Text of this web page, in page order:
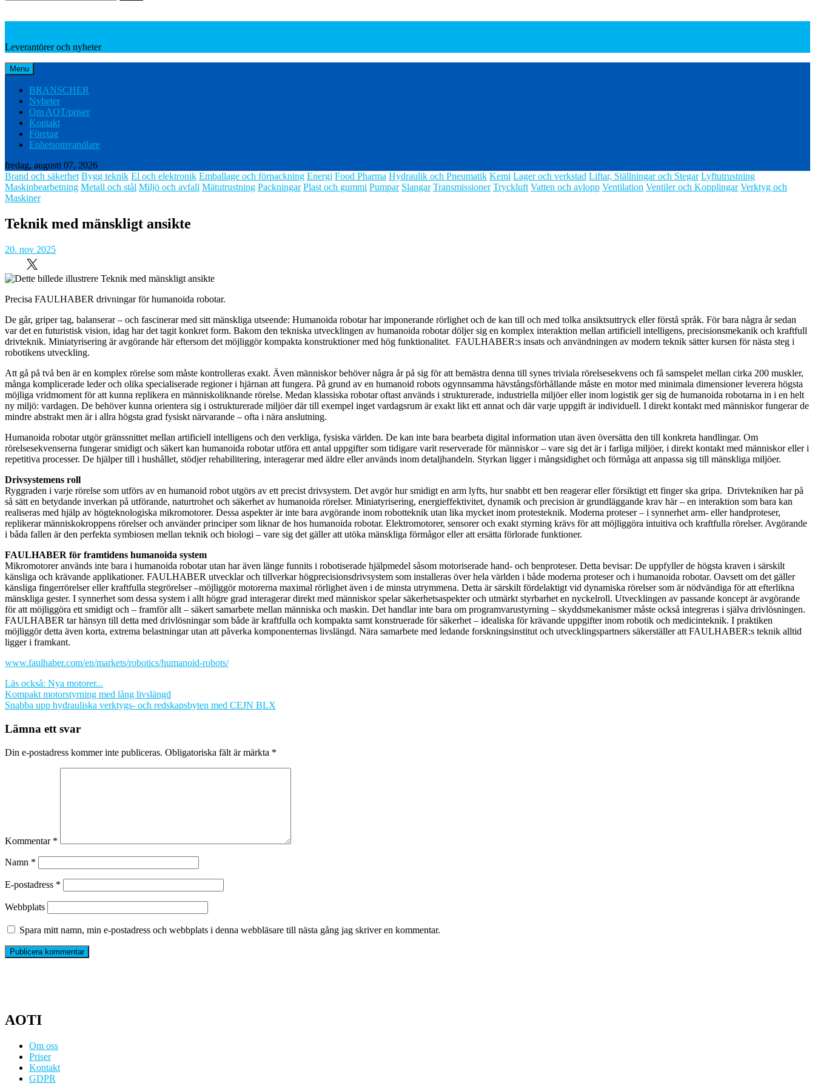
Leverantörer och nyheter
Menu
BRANSCHER
Nyheter
Om AOT/priser
Kontakt
Företag
Enhetsomvandlare
fredag, augusti 07, 2026
Brand och säkerhet Bygg teknik El och elektronik Emballage och förpackning Energi Food Pharma Hydraulik och Pneumatik Kemi Lager och verkstad Liftar, Ställningar och Stegar Lyftutrustning
Maskinbearbetning Metall och stål Miljö och avfall Mätutrustning Packningar Plast och gummi Pumpar Slangar Transmissioner Tryckluft Vatten och avlopp Ventilation Ventiler och Kopplingar Verktyg och
Maskiner
Teknik med mänskligt ansikte
20. nov 2025
Precisa FAULHABER drivningar för humanoida robotar.
De går, griper tag, balanserar – och fascinerar med sitt mänskliga utseende: Humanoida robotar har imponerande rörlighet och de kan till och med tolka ansiktsuttryck eller förstå språk. För bara några år sedan
var det en futuristisk vision, idag har det tagit konkret form. Bakom den tekniska utvecklingen av humanoida robotar döljer sig en komplex interaktion mellan artificiell intelligens, precisionsmekanik och kraftfull
drivteknik. Miniatyrisering är avgörande här eftersom det möjliggör kompakta konstruktioner med hög funktionalitet. FAULHABER:s insats och användningen av modern teknik sätter kursen för nästa steg i
robotikens utveckling.
Att gå på två ben är en komplex rörelse som måste kontrolleras exakt. Även människor behöver några år på sig för att bemästra denna till synes triviala rörelsesekvens och få samspelet mellan cirka 200 muskler,
många komplicerade leder och olika specialiserade regioner i hjärnan att fungera. På grund av en humanoid robots ogynnsamma hävstångsförhållande måste en motor med minimala dimensioner leverera högsta
möjliga vridmoment för att kunna replikera en människoliknande rörelse. Medan klassiska robotar oftast används i strukturerade, industriella miljöer eller inom logistik ger sig de humanoida robotarna in i en helt
ny miljö: vardagen. De behöver kunna orientera sig i ostrukturerade miljöer där till exempel inget vardagsrum är exakt likt ett annat och där varje uppgift är individuell. I direkt kontakt med människor fungerar de
mindre abstrakt men är i allra högsta grad fysiskt närvarande – ofta i nära anslutning.
Humanoida robotar utgör gränssnittet mellan artificiell intelligens och den verkliga, fysiska världen. De kan inte bara bearbeta digital information utan även översätta den till konkreta handlingar. Om
rörelsesekvenserna fungerar smidigt och säkert kan humanoida robotar utföra ett antal uppgifter som tidigare varit reserverade för människor – vare sig det är i farliga miljöer, i direkt kontakt med människor eller i
repetitiva processer. De hjälper till i hushållet, stödjer rehabilitering, interagerar med äldre eller används inom detaljhandeln. Styrkan ligger i mångsidighet och förmåga att anpassa sig till mänskliga miljöer.
Drivsystemens roll
Ryggraden i varje rörelse som utförs av en humanoid robot utgörs av ett precist drivsystem. Det avgör hur smidigt en arm lyfts, hur snabbt ett ben reagerar eller försiktigt ett finger ska gripa. Drivtekniken har på
så sätt en betydande inverkan på utförande, naturtrohet och säkerhet av humanoida rörelser. Miniatyrisering, energieffektivitet, dynamik och precision är grundläggande krav här – en interaktion som bara kan
realiseras med hjälp av högteknologiska mikromotorer. Dessa aspekter är inte bara avgörande inom robotteknik utan lika mycket inom protesteknik. Moderna proteser – i synnerhet arm- eller handproteser,
replikerar människokroppens rörelser och använder principer som liknar de hos humanoida robotar. Elektromotorer, sensorer och exakt styrning krävs för att möjliggöra intuitiva och kraftfulla rörelser. Avgörande
i båda fallen är den perfekta symbiosen mellan teknik och biologi – vare sig det gäller att utöka mänskliga förmågor eller att ersätta förlorade funktioner.
FAULHABER för framtidens humanoida system
Mikromotorer används inte bara i humanoida robotar utan har även länge funnits i robotiserade hjälpmedel såsom motoriserade hand- och benproteser. Detta bevisar: De uppfyller de högsta kraven i särskilt
känsliga och krävande applikationer. FAULHABER utvecklar och tillverkar högprecisionsdrivsystem som installeras över hela världen i både moderna proteser och i humanoida robotar. Oavsett om det gäller
känsliga fingerrörelser eller kraftfulla stegrörelser –möjliggör motorerna maximal rörlighet även i de minsta utrymmena. Detta är särskilt fördelaktigt vid dynamiska rörelser som är nödvändiga för att efterlikna
mänskliga gester. I synnerhet som dessa system i allt högre grad interagerar direkt med människor spelar säkerhetsaspekter och utmärkt styrbarhet en nyckelroll. Utvecklingen av passande koncept är avgörande
för att möjliggöra ett smidigt och – framför allt – säkert samarbete mellan människa och maskin. Det handlar inte bara om programvarustyrning – skyddsmekanismer måste också integreras i själva drivlösningen.
FAULHABER tar hänsyn till detta med drivlösningar som både är kraftfulla och kompakta samt konstruerade för säkerhet – idealiska för krävande uppgifter inom robotik och medicinteknik. I praktiken
möjliggör detta även korta, extrema belastningar utan att påverka komponenternas livslängd. Nära samarbete med ledande forskningsinstitut och utvecklingspartners säkerställer att FAULHABER:s teknik alltid
ligger i framkant.
www.faulhaber.com/en/markets/robotics/humanoid-robots/
Läs också: Nya motorer...
Inläggsnavigering
Kompakt motorstyrning med lång livslängd
Snabba upp hydrauliska verktygs- och redskapsbyten med CEJN BLX
Lämna ett svar
Din e-postadress kommer inte publiceras. Obligatoriska fält är märkta *
Kommentar *
Namn *
E-postadress *
Webbplats
Spara mitt namn, min e-postadress och webbplats i denna webbläsare till nästa gång jag skriver en kommentar.
AOTI
Om oss
Priser
Kontakt
GDPR